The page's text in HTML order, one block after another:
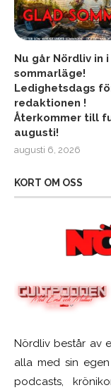
Nu går Nördliv in i
sommarläge!
Ledighetsdags
redaktionen !
Återkommer till
augusti!
augusti 6, 2026
KORT OM OSS
Nördliv består av
alla med sin
podcasts,